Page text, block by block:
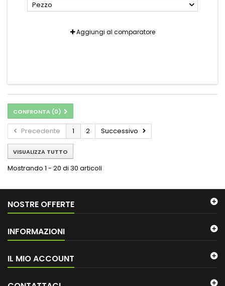
Pezzo
Aggiungi al comparatore
CONFRONTA (0)
Precedente 1 2 Successivo
VISUALIZZA TUTTO
Mostrando 1 - 20 di 30 articoli
NOSTRE OFFERTE
INFORMAZIONI
IL MIO ACCOUNT